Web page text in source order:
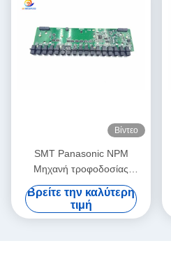
Βίντεο
SMT Panasonic NPM
Μηχανή τροφοδοσίας
καροτσιού πλακέτας PCB
PNF0A1-AA N610102505AA
Βρείτε την καλύτερη
τιμή